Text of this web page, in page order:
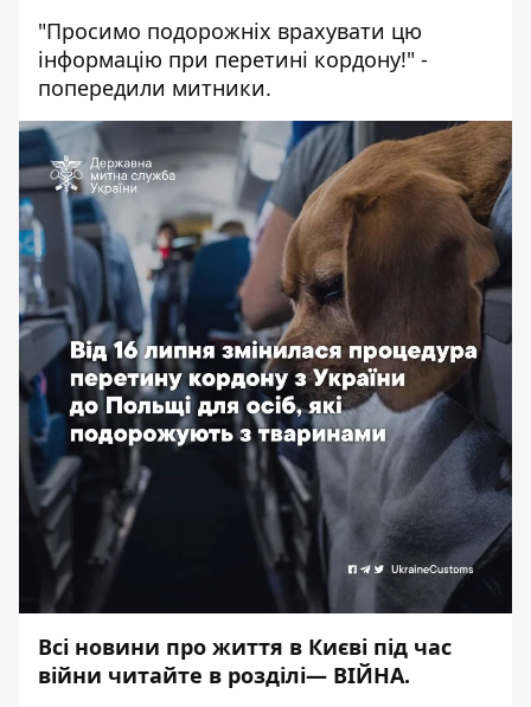
"Просимо подорожніх врахувати цю
інформацію при перетині кордону!" -
попередили митники.
Всі новини про життя в Києві під час
війни читайте в розділі— ВІЙНА.